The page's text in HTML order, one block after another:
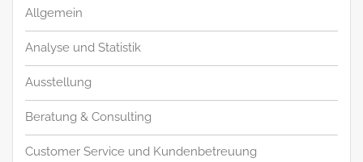
Allgemein
Analyse und Statistik
Ausstellung
Beratung & Consulting
Customer Service und Kundenbetreuung